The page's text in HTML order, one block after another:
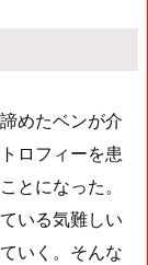
めたベンが介
ロフィーを患
とになった。
いる気難しい
いく。そんな